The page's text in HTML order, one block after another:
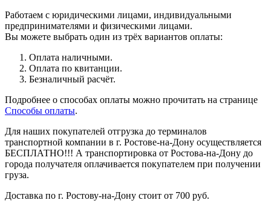
Работаем с юридическими лицами, индивидуальными
предпринимателями и физическими лицами.
Вы можете выбрать один из трёх вариантов оплаты:
Оплата наличными.
Оплата по квитанции.
Безналичный расчёт.
Подробнее о способах оплаты можно прочитать на странице
Способы оплаты.
Для наших покупателей отгрузка до терминалов
транспортной компании в г. Ростове-на-Дону осуществляется
БЕСПЛАТНО!!! А транспортировка от Ростова-на-Дону до
города получателя оплачивается покупателем при получении
груза.
Доставка по г. Ростову-на-Дону стоит от 700 руб.